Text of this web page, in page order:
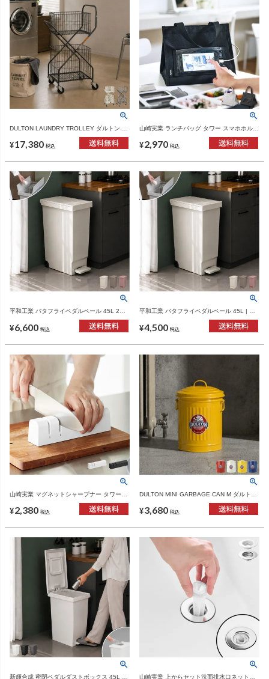
DULTON LAUNDRY TROLLEY ダルトン ラ
ー収納
¥17,380 税込
山崎実業 ランチバッグ タワー スマホホルダ
ズ
¥2,970 税込
平和工業 バタフライペダルペール 45L 2個
セット | インテリア雑貨・ゴミ箱
¥6,600 税込
平和工業 バタフライペダルペール 45L | イ
¥4,500 税込
山崎実業 マグネットシャープナー タワー
¥2,380 税込
DULTON MINI GARBAGE CAN M ダルトン
ミ箱
¥3,680 税込
新輝合成 密閉ペダルダストボックス 45L 3 山崎実業 上からセット洗面排水口ネットホ